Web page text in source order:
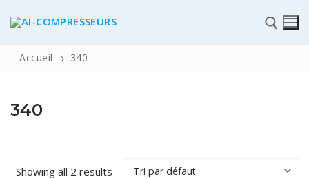
Accueil 340
340
Showing all 2 results